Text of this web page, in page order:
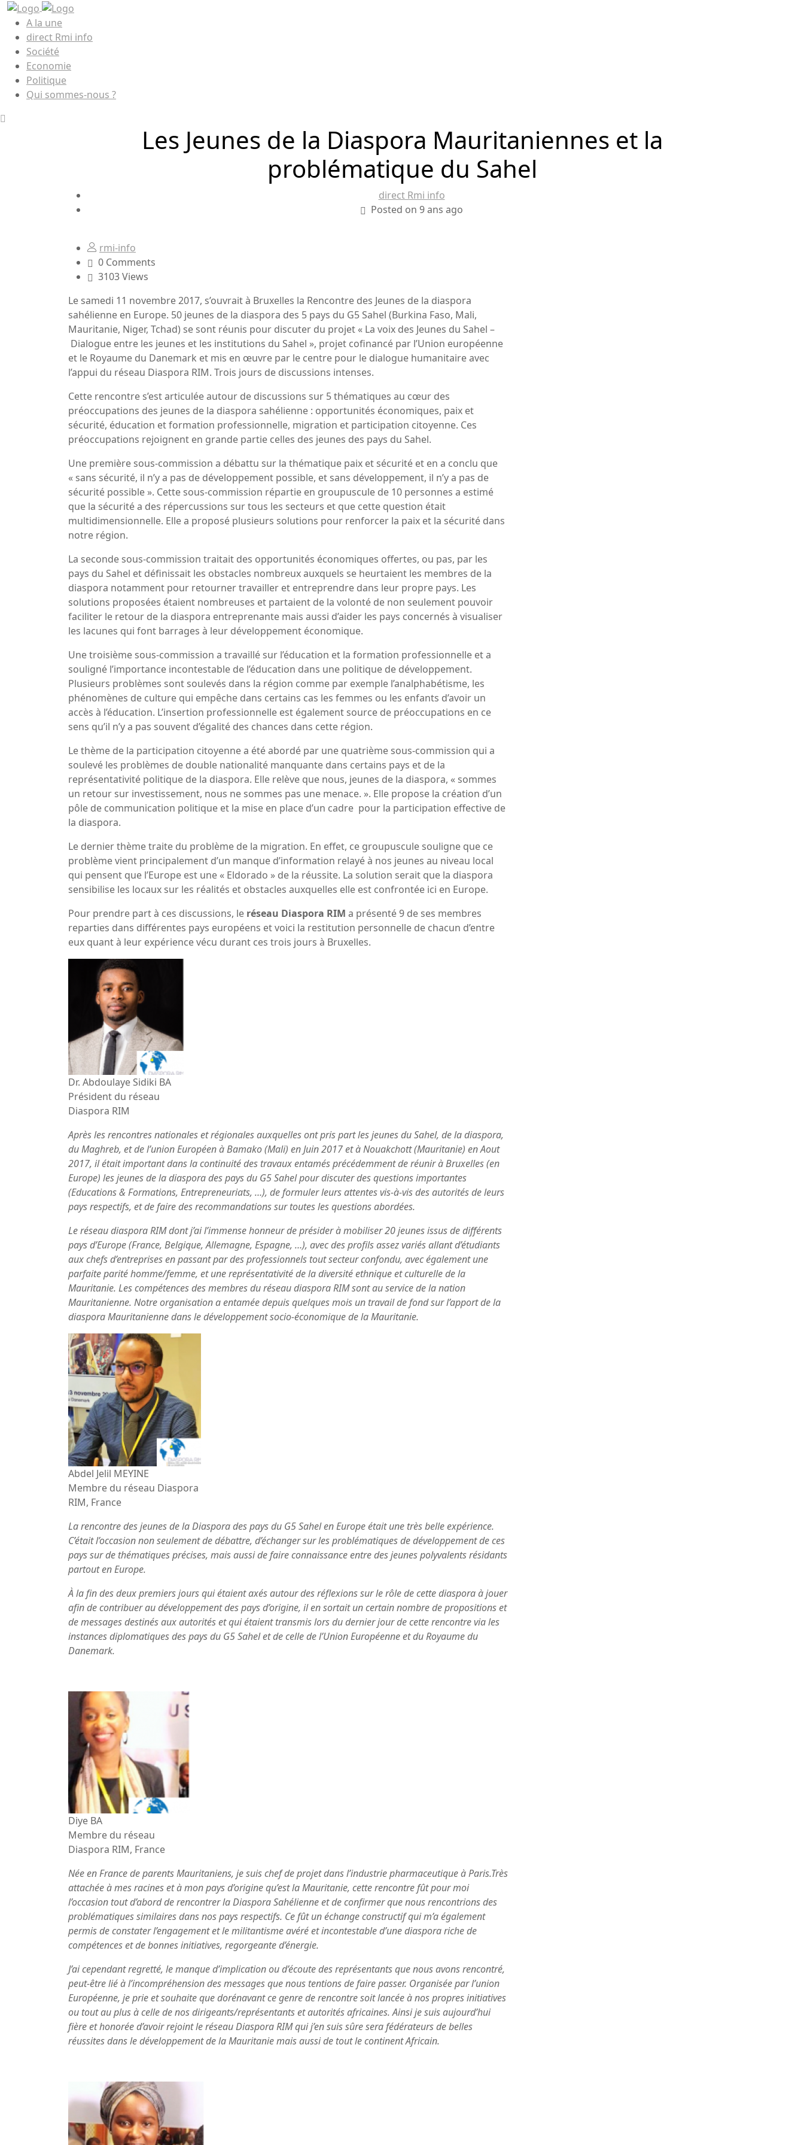
A la une
direct Rmi info
Société
Economie
Politique
Qui sommes-nous ?
Les Jeunes de la Diaspora Mauritaniennes et la
problématique du Sahel
direct Rmi info
Posted on 9 ans ago
rmi-info
0 Comments
3103 Views
Le samedi 11 novembre 2017, s’ouvrait à Bruxelles la Rencontre des Jeunes de la diaspora
sahélienne en Europe. 50 jeunes de la diaspora des 5 pays du G5 Sahel (Burkina Faso, Mali,
Mauritanie, Niger, Tchad) se sont réunis pour discuter du projet « La voix des Jeunes du Sahel –
Dialogue entre les jeunes et les institutions du Sahel », projet cofinancé par l’Union européenne
et le Royaume du Danemark et mis en œuvre par le centre pour le dialogue humanitaire avec
l’appui du réseau Diaspora RIM. Trois jours de discussions intenses.
Cette rencontre s’est articulée autour de discussions sur 5 thématiques au cœur des
préoccupations des jeunes de la diaspora sahélienne : opportunités économiques, paix et
sécurité, éducation et formation professionnelle, migration et participation citoyenne. Ces
préoccupations rejoignent en grande partie celles des jeunes des pays du Sahel.
Une première sous-commission a débattu sur la thématique paix et sécurité et en a conclu que
« sans sécurité, il n’y a pas de développement possible, et sans développement, il n’y a pas de
sécurité possible ». Cette sous-commission répartie en groupuscule de 10 personnes a estimé
que la sécurité a des répercussions sur tous les secteurs et que cette question était
multidimensionnelle. Elle a proposé plusieurs solutions pour renforcer la paix et la sécurité dans
notre région.
La seconde sous-commission traitait des opportunités économiques offertes, ou pas, par les
pays du Sahel et définissait les obstacles nombreux auxquels se heurtaient les membres de la
diaspora notamment pour retourner travailler et entreprendre dans leur propre pays. Les
solutions proposées étaient nombreuses et partaient de la volonté de non seulement pouvoir
faciliter le retour de la diaspora entreprenante mais aussi d’aider les pays concernés à visualiser
les lacunes qui font barrages à leur développement économique.
Une troisième sous-commission a travaillé sur l’éducation et la formation professionnelle et a
souligné l’importance incontestable de l’éducation dans une politique de développement.
Plusieurs problèmes sont soulevés dans la région comme par exemple l’analphabétisme, les
phénomènes de culture qui empêche dans certains cas les femmes ou les enfants d’avoir un
accès à l’éducation. L’insertion professionnelle est également source de préoccupations en ce
sens qu’il n’y a pas souvent d’égalité des chances dans cette région.
Le thème de la participation citoyenne a été abordé par une quatrième sous-commission qui a
soulevé les problèmes de double nationalité manquante dans certains pays et de la
représentativité politique de la diaspora. Elle relève que nous, jeunes de la diaspora, « sommes
un retour sur investissement, nous ne sommes pas une menace. ». Elle propose la création d’un
pôle de communication politique et la mise en place d’un cadre pour la participation effective de
la diaspora.
Le dernier thème traite du problème de la migration. En effet, ce groupuscule souligne que ce
problème vient principalement d’un manque d’information relayé à nos jeunes au niveau local
qui pensent que l’Europe est une « Eldorado » de la réussite. La solution serait que la diaspora
sensibilise les locaux sur les réalités et obstacles auxquelles elle est confrontée ici en Europe.
Pour prendre part à ces discussions, le réseau Diaspora RIM a présenté 9 de ses membres
reparties dans différentes pays européens et voici la restitution personnelle de chacun d’entre
eux quant à leur expérience vécu durant ces trois jours à Bruxelles.
Dr. Abdoulaye Sidiki BA
Président du réseau
Diaspora RIM
Après les rencontres nationales et régionales auxquelles ont pris part les jeunes du Sahel, de la diaspora,
du Maghreb, et de l’union Européen à Bamako (Mali) en Juin 2017 et à Nouakchott (Mauritanie) en Aout
2017, il était important dans la continuité des travaux entamés précédemment de réunir à Bruxelles (en
Europe) les jeunes de la diaspora des pays du G5 Sahel pour discuter des questions importantes
(Educations & Formations, Entrepreneuriats, …), de formuler leurs attentes vis-à-vis des autorités de leurs
pays respectifs, et de faire des recommandations sur toutes les questions abordées.
Le réseau diaspora RIM dont j’ai l’immense honneur de présider à mobiliser 20 jeunes issus de différents
pays d’Europe (France, Belgique, Allemagne, Espagne, …), avec des profils assez variés allant d’étudiants
aux chefs d’entreprises en passant par des professionnels tout secteur confondu, avec également une
parfaite parité homme/femme, et une représentativité de la diversité ethnique et culturelle de la
Mauritanie. Les compétences des membres du réseau diaspora RIM sont au service de la nation
Mauritanienne. Notre organisation a entamée depuis quelques mois un travail de fond sur l’apport de la
diaspora Mauritanienne dans le développement socio-économique de la Mauritanie.
Abdel Jelil MEYINE
Membre du réseau Diaspora
RIM, France
La rencontre des jeunes de la Diaspora des pays du G5 Sahel en Europe était une très belle expérience.
C’était l’occasion non seulement de débattre, d’échanger sur les problématiques de développement de ces
pays sur de thématiques précises, mais aussi de faire connaissance entre des jeunes polyvalents résidants
partout en Europe.
À la fin des deux premiers jours qui étaient axés autour des réflexions sur le rôle de cette diaspora à jouer
afin de contribuer au développement des pays d’origine, il en sortait un certain nombre de propositions et
de messages destinés aux autorités et qui étaient transmis lors du dernier jour de cette rencontre via les
instances diplomatiques des pays du G5 Sahel et de celle de l’Union Européenne et du Royaume du
Danemark.
Diye BA
Membre du réseau
Diaspora RIM, France
Née en France de parents Mauritaniens, je suis chef de projet dans l’industrie pharmaceutique à Paris.Très
attachée à mes racines et à mon pays d’origine qu’est la Mauritanie, cette rencontre fût pour moi
l’occasion tout d’abord de rencontrer la Diaspora Sahélienne et de confirmer que nous rencontrions des
problématiques similaires dans nos pays respectifs. Ce fût un échange constructif qui m’a également
permis de constater l’engagement et le militantisme avéré et incontestable d’une diaspora riche de
compétences et de bonnes initiatives, regorgeante d’énergie.
J’ai cependant regretté, le manque d’implication ou d’écoute des représentants que nous avons rencontré,
peut-être lié à l’incompréhension des messages que nous tentions de faire passer. Organisée par l’union
Européenne, je prie et souhaite que dorénavant ce genre de rencontre soit lancée à nos propres initiatives
ou tout au plus à celle de nos dirigeants/représentants et autorités africaines.Ainsi je suis aujourd’hui
fière et honorée d’avoir rejoint le réseau Diaspora RIM qui j’en suis sûre sera fédérateurs de belles
réussites dans le développement de la Mauritanie mais aussi de tout le continent Africain.